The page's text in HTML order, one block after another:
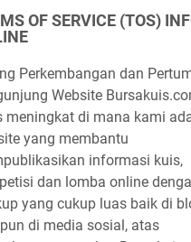
OF SERVICE (TOS)
Perkembangan dan
Website
meningkat di mana kami
yang membantu
informasi kuis,
dan lomba online
yang cukup luas baik di
di media sosial, atas